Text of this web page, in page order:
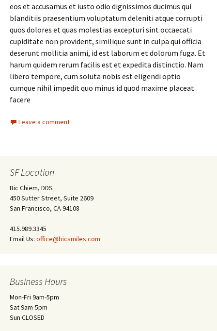
eos et accusamus et iusto odio dignissimos ducimus qui
blanditiis praesentium voluptatum deleniti atque corrupti
quos dolores et quas molestias excepturi sint occaecati
cupiditate non provident, similique sunt in culpa qui officia
deserunt mollitia animi, id est laborum et dolorum fuga. Et
harum quidem rerum facilis est et expedita distinctio. Nam
libero tempore, cum soluta nobis est eligendi optio
cumque nihil impedit quo minus id quod maxime placeat
facere
Leave a comment
SF Location
Bic Chiem, DDS
450 Sutter Street, Suite 2609
San Francisco, CA 94108
415.989.3345
Email Us: office@bicsmiles.com
Business Hours
Mon-Fri 9am-5pm
Sat 9am-5pm
Sun CLOSED